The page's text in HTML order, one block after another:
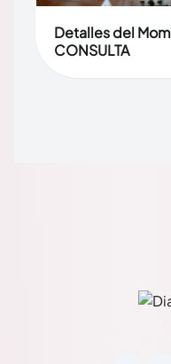
Detalles del
CONSULTA